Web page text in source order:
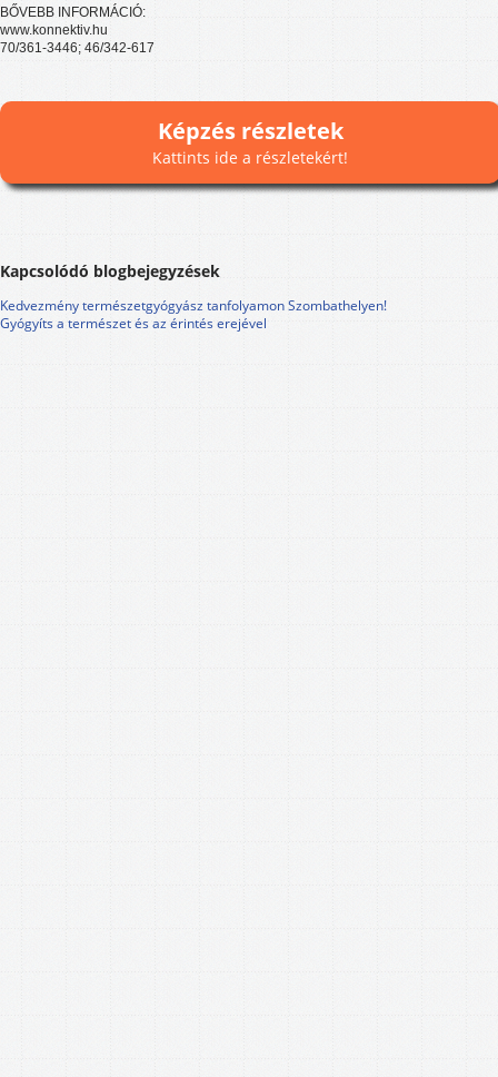
BŐVEBB INFORMÁCIÓ:
www.konnektiv.hu
70/361-3446; 46/342-617
Képzés részletek
Kattints ide a részletekért!
Kapcsolódó blogbejegyzések
Kedvezmény természetgyógyász tanfolyamon Szombathelyen!
Gyógyíts a természet és az érintés erejével